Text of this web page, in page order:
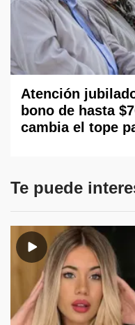
Atención
bono de hasta
cambia el tope
Te puede